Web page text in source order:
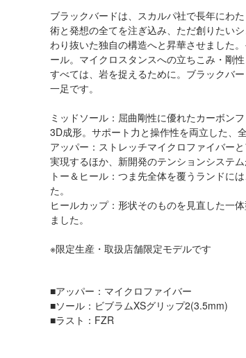
ブラックバードは、スカルパ社で長年にわ
術と発想の全てを注ぎ込み、ただ創りたい
わり抜いた独自の構造へと昇華させました
ール。マイクロスタンスへの立ちこみ・剛
すべては、岩を捉えるために。ブラックバ
一足です。
ミッドソール：屈曲剛性に優れたカーボン
3D成形。サポート力と操作性を両立した、
アッパー：ストレッチマイクロファイバー
実現するほか、新開発のテンションシステ
トー＆ヒール：つま先全体を覆うランドに
た。
ヒールカップ：形状そのものを見直した一
ました。
※限定生産・取扱店舗限定モデルです
■アッパー：マイクロファイバー
■ソール：ビブラムXSグリップ2(3.5mm)
■ラスト：FZR